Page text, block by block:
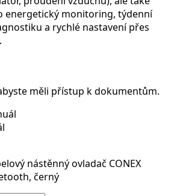
energetický monitoring, týdenní
a rychlé nastavení přes
měli přístup k dokumentům.
nástěnný ovladač CONEX
černý